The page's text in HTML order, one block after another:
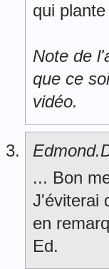
qui
Note de
que ce
vidéo.
... Bon
J'éviterai
en
Ed.